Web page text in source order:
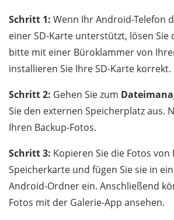
Schritt 1: Wenn Ihr Android-Telefon
einer SD-Karte unterstützt, lösen Sie
bitte mit einer Büroklammer von
installieren Sie Ihre SD-Karte korrekt.
Schritt 2: Gehen Sie zum
Sie den externen Speicherplatz aus.
Ihren Backup-Fotos.
Schritt 3: Kopieren Sie die Fotos von
Speicherkarte und fügen Sie sie in
Android-Ordner ein. Anschließend
Fotos mit der Galerie-App ansehen.